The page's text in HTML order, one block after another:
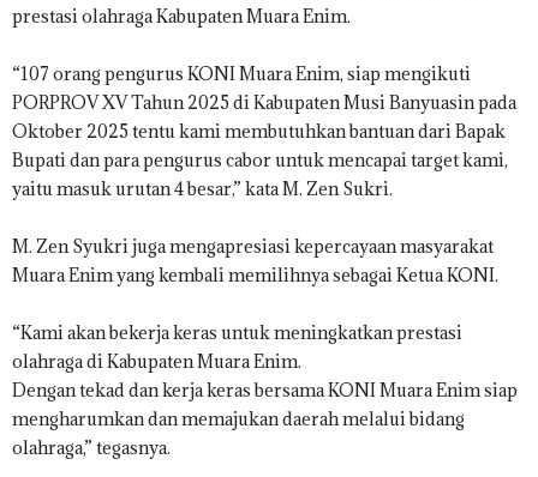
prestasi olahraga Kabupaten Muara Enim.
“107 orang pengurus KONI Muara Enim, siap mengikuti
PORPROV XV Tahun 2025 di Kabupaten Musi Banyuasin pada
Oktober 2025 tentu kami membutuhkan bantuan dari Bapak
Bupati dan para pengurus cabor untuk mencapai target kami,
yaitu masuk urutan 4 besar,” kata M. Zen Sukri.
M. Zen Syukri juga mengapresiasi kepercayaan masyarakat
Muara Enim yang kembali memilihnya sebagai Ketua KONI.
“Kami akan bekerja keras untuk meningkatkan prestasi
olahraga di Kabupaten Muara Enim.
Dengan tekad dan kerja keras bersama KONI Muara Enim siap
mengharumkan dan memajukan daerah melalui bidang
olahraga,” tegasnya.